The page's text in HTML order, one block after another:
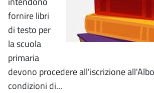
fornire libri
di testo per
la scuola
primaria
devono procedere all'iscrizione
condizioni di...